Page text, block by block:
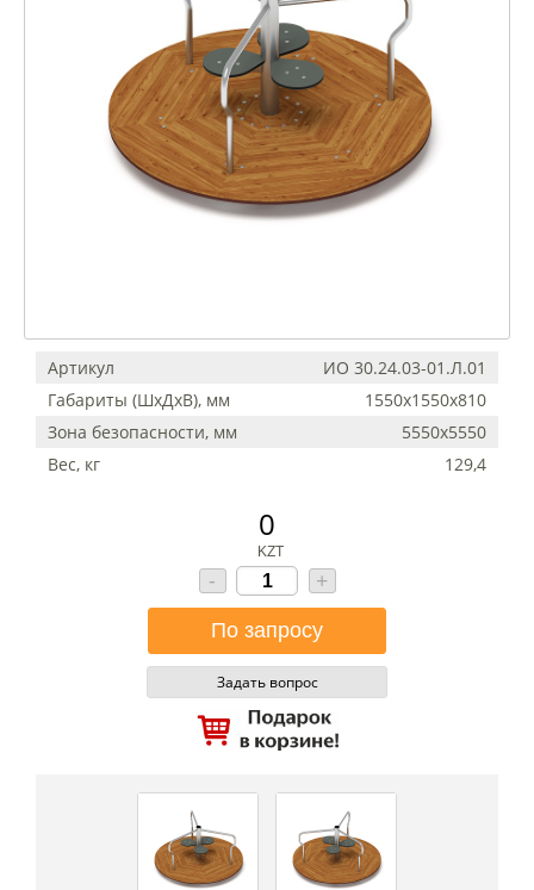
Артикул
ИО 30.24.03-01.Л.01
Габариты (ШхДхВ), мм
1550х1550х810
Зона безопасности, мм
5550х5550
Вес, кг
129,4
0
KZT
- +
Задать вопрос